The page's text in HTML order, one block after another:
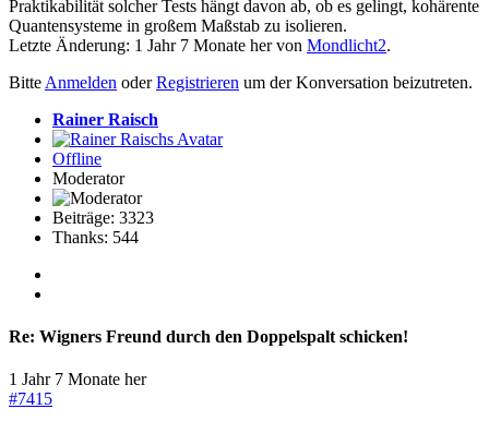
Praktikabilität solcher Tests hängt davon ab, ob es gelingt, kohärente
Quantensysteme in großem Maßstab zu isolieren.
Letzte Änderung: 1 Jahr 7 Monate her von Mondlicht2.
Bitte Anmelden oderRegistrieren um der Konversation beizutreten.
Rainer Raisch
Offline
Moderator
Beiträge: 3323
Thanks: 544
Re: Wigners Freund durch den Doppelspalt schicken!
1 Jahr 7 Monate her
#7415